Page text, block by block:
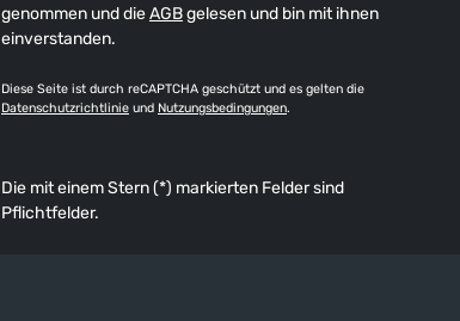
genommen und dieAGBgelesen und bin mit ihnen
einverstanden.
Diese Seite ist durch reCAPTCHA geschützt und es gelten die
Datenschutzrichtlinie und Nutzungsbedingungen.
Die mit einem Stern (*) markierten Felder sind
Pflichtfelder.